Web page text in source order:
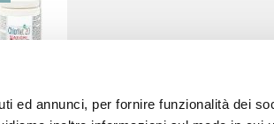
ed annunci, per fornire funzionalità dei